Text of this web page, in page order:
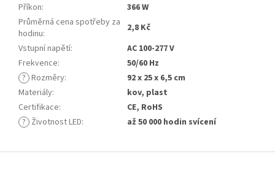
Příkon:
366 W
Průměrná cena spotřeby za
hodinu:
2,8 Kč
Vstupní napětí:
AC 100-277 V
Frekvence:
50/60 Hz
? Rozměry:
92 x 25 x 6,5 cm
Materiály:
kov, plast
Certifikace:
CE, RoHS
? Životnost LED: až 50 000 hodin svícení